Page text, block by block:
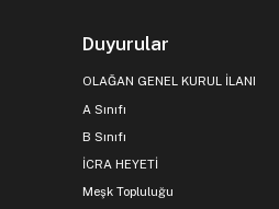
Duyurular
OLAĞAN GENEL KURUL İLANI
A Sınıfı
B Sınıfı
İCRA HEYETİ
Meşk Topluluğu